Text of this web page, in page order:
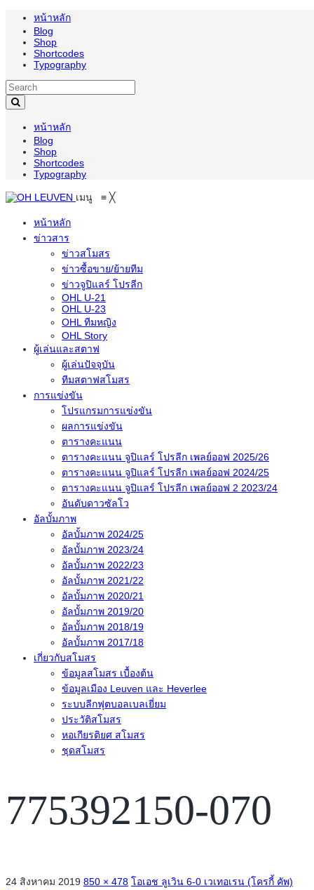
หน้าหลัก
Blog
Shop
Shortcodes
Typography
หน้าหลัก
Blog
Shop
Shortcodes
Typography
เมนู ≡ ╳
หน้าหลัก
ข่าวสาร
ข่าวสโมสร
ข่าวซื้อขาย/ย้ายทีม
ข่าวจูปิแลร์ โปรลีก
OHL U-21
OHL U-23
OHL ทีมหญิง
OHL Story
ผู้เล่นและสตาฟ
ผู้เล่นปัจจุบัน
ทีมสตาฟสโมสร
การแข่งขัน
โปรแกรมการแข่งขัน
ผลการแข่งขัน
ตารางคะแนน
ตารางคะแนน จูปิแลร์ โปรลีก เพลย์ออฟ 2025/26
ตารางคะแนน จูปิแลร์ โปรลีก เพลย์ออฟ 2024/25
ตารางคะแนน จูปิแลร์ โปรลีก เพลย์ออฟ 2 2023/24
อันดับดาวซัลโว
อัลบั้มภาพ
อัลบั้มภาพ 2024/25
อัลบั้มภาพ 2023/24
อัลบั้มภาพ 2022/23
อัลบั้มภาพ 2021/22
อัลบั้มภาพ 2020/21
อัลบั้มภาพ 2019/20
อัลบั้มภาพ 2018/19
อัลบั้มภาพ 2017/18
เกี่ยวกับสโมสร
ข้อมูลสโมสร เบื้องต้น
ข้อมูลเมือง Leuven และ Heverlee
ระบบลีกฟุตบอลเบลเยี่ยม
ประวัติสโมสร
หอเกียรติยศ สโมสร
ชุดสโมสร
775392150-070
24 สิงหาคม 2019 850 × 478 โอเอช ลูเวิน 6-0 เวเทอเรน (โครกี้ คัพ)